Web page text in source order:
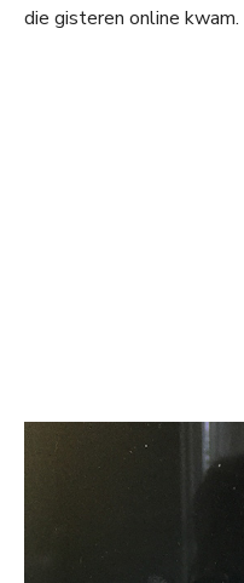
die gisteren online